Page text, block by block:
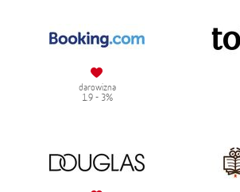
darowizna
1.9 - 3%